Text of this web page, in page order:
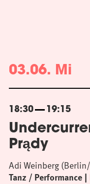
03.06. Mi
18:30 19:15
Prądy
Tanz / Performance
Adi Weinberg